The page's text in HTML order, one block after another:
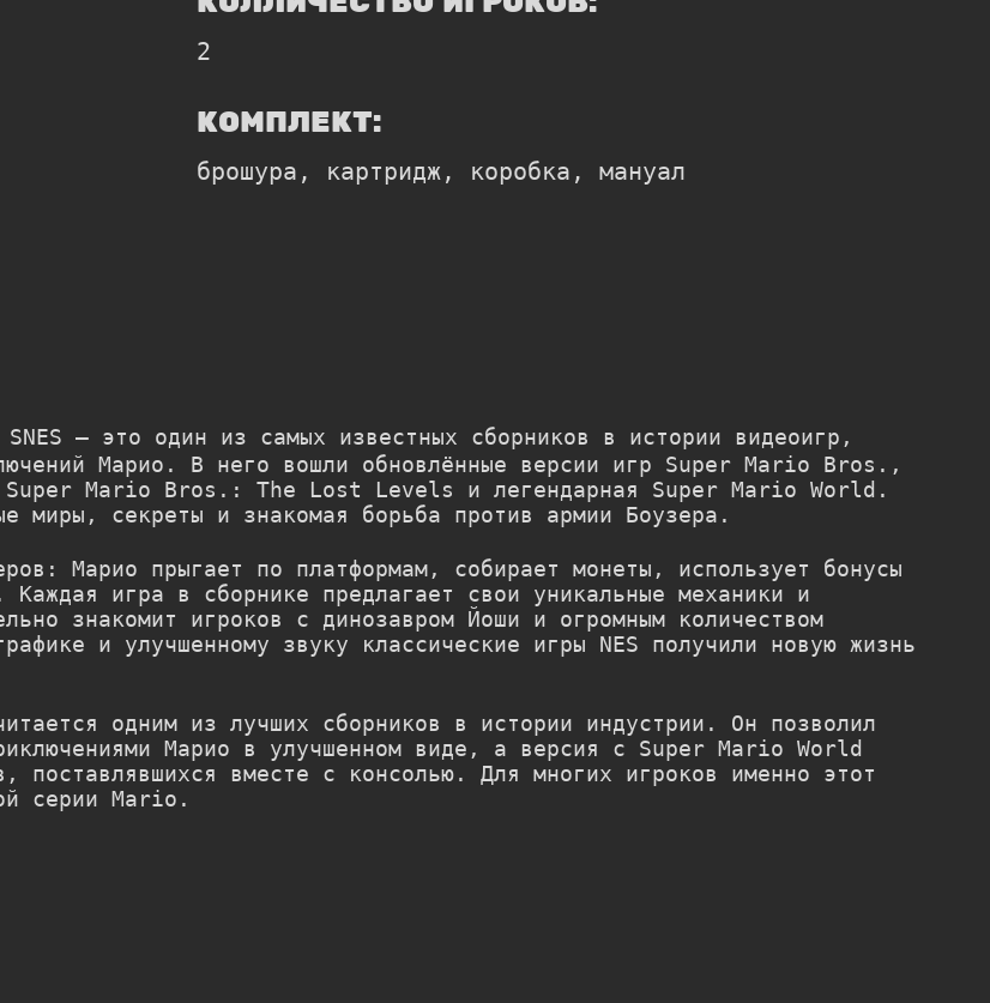
2
КОМПЛЕКТ:
брошура, картридж, коробка, мануал
SNES — это один из самых известных сборников в истории видеоигр,
Марио. В него вошли обновлённые версии игр Super Mario Bros. ,
Super Mario Bros.: The Lost Levels и легендарная Super Mario World .
миры, секреты и знакомая борьба против армии Боузера.
Марио прыгает по платформам, собирает монеты, использует бонусы
Каждая игра в сборнике предлагает свои уникальные механики и
знакомит игроков с динозавром Йоши и огромным количеством
и улучшенному звуку классические игры NES получили новую жизнь
одним из лучших сборников в истории индустрии. Он позволил
Марио в улучшенном виде, а версия с Super Mario World
поставлявшихся вместе с консолью. Для многих игроков именно этот
серии Mario.